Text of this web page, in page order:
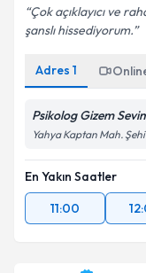
Çok açıklayıcı ve
şanslı hissediyorum.
Adres 1
Psikolog Gizem
Yahya Kaptan Mah.
En Yakın Saatler
11:00